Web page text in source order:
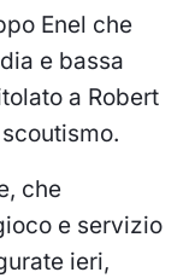
Enel che
e bassa
a Robert
che
e servizio
ieri,